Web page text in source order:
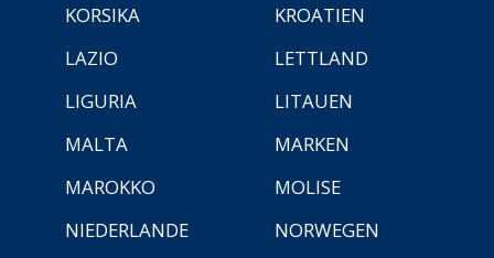
KORSIKA
KROATIEN
LAZIO
LETTLAND
LIGURIA
LITAUEN
MALTA
MARKEN
MAROKKO
MOLISE
NIEDERLANDE
NORWEGEN